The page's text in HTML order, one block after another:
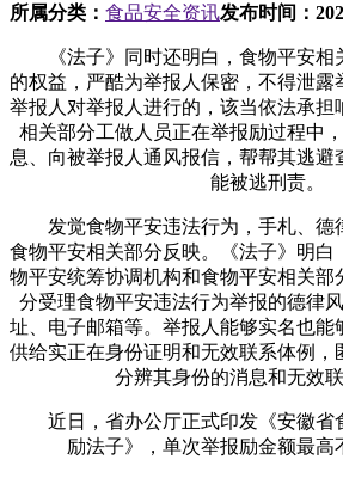
所属分类： 食品安全资讯发布时间：
《法子》同时还明白，食物平安相
的权益，严酷为举报人保密，不得泄露
举报人对举报人进行的，该当依法承担
相关部分工做人员正在举报励过程中
息、向被举报人通风报信，帮帮其逃避
能被逃刑责。
发觉食物平安违法行为，手札、德
食物平安相关部分反映。《法子》明白
物平安统筹协调机构和食物平安相关部
分受理食物平安违法行为举报的德律
址、电子邮箱等。举报人能够实名也能
供给实正在身份证明和无效联系体例，
分辨其身份的消息和无效联
近日，省办公厅正式印发《安徽省
励法子》，单次举报励金额最高